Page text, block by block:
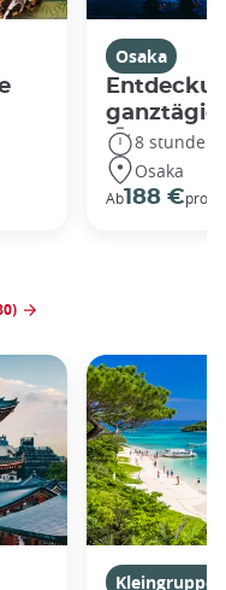
Osaka
ganztägig
8 stunden
Osaka
Ab188 €pro